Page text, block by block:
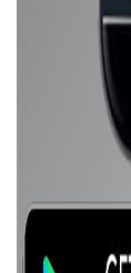
اضغط علي صوره موقع سوق او صوره موقع جوميا لمعرفه احدث اسعار النهاردة للتليفون Oppo